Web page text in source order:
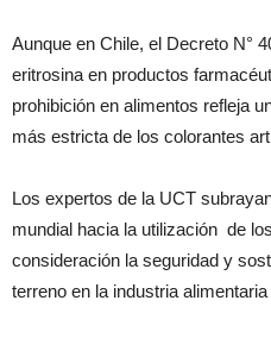
Aunque en Chile, el Decreto N°
eritrosina en productos
prohibición en alimentos refleja
más estricta de los colorantes
Los expertos de la UCT
mundial hacia la utilización de
consideración la seguridad y
terreno en la industria